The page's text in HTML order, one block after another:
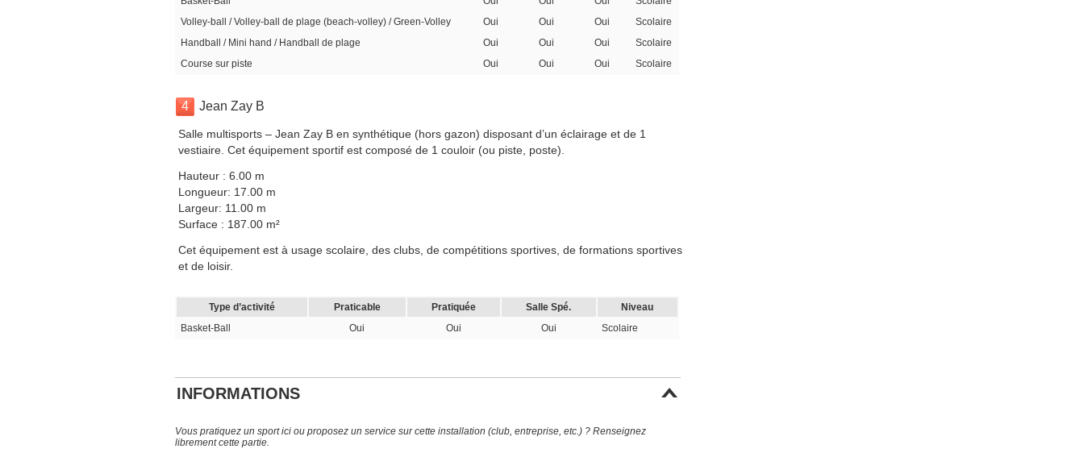
Volley-ball / Volley-ball de plage (beach-volley) / Green-Volley
Oui Oui Oui
Scolaire
Handball / Mini hand / Handball de plage
Oui Oui Oui
Scolaire
Course sur piste
Oui Oui Oui Scolaire
4 Jean Zay B
Salle multisports – Jean Zay B en synthétique (hors gazon) disposant d’un éclairage et de 1
vestiaire. Cet équipement sportif est composé de 1 couloir (ou piste, poste).
Hauteur : 6.00 m
Longueur: 17.00 m
Largeur: 11.00 m
Surface : 187.00 m²
Cet équipement est à usage scolaire, des clubs, de compétitions sportives, de formations sportives
et de loisir.
Type d’activité Praticable Pratiquée Salle Spé.
Niveau
Basket-Ball
Oui Oui Oui Scolaire
INFORMATIONS
Vous pratiquez un sport ici ou proposez un service sur cette installation (club, entreprise, etc.) ? Renseignez
librement cette partie.